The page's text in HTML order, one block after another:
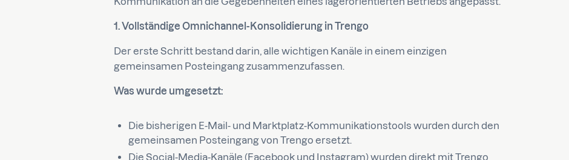
1. Vollständige Omnichannel-Konsolidierung in Trengo
Der erste Schritt bestand darin, alle wichtigen Kanäle in einem einzigen
gemeinsamen Posteingang zusammenzufassen.
Was wurde umgesetzt:
Die bisherigen E-Mail- und Marktplatz-Kommunikationstools wurden durch den
gemeinsamen Posteingang von Trengo ersetzt.
Die Social-Media-Kanäle (Facebook und Instagram) wurden direkt mit Trengo